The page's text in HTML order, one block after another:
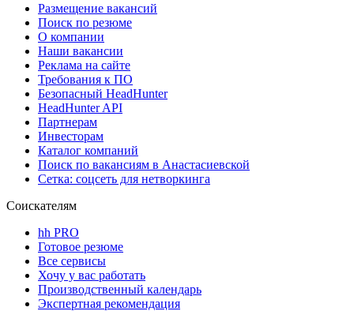
Размещение вакансий
Поиск по резюме
О компании
Наши вакансии
Реклама на сайте
Требования к ПО
Безопасный HeadHunter
HeadHunter API
Партнерам
Инвесторам
Каталог компаний
Поиск по вакансиям в Анастасиевской
Сетка: соцсеть для нетворкинга
Соискателям
hh PRO
Готовое резюме
Все сервисы
Хочу у вас работать
Производственный календарь
Экспертная рекомендация